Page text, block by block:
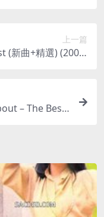
上一篇
(新曲+精選) (2003)
– The Best